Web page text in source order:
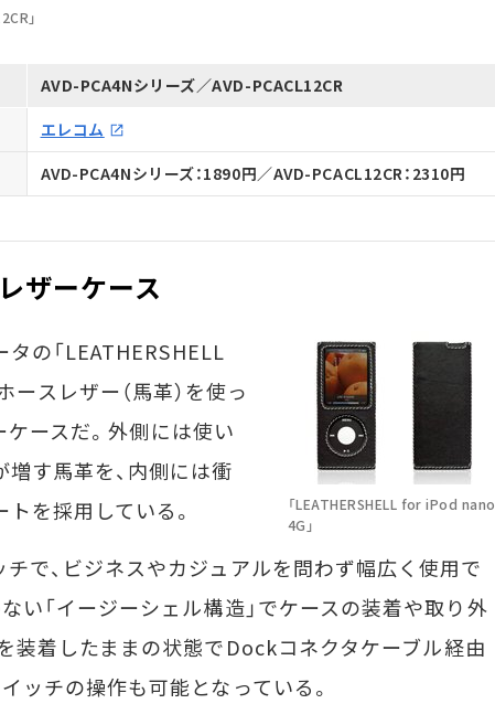
」
AVD-PCA4Nシリーズ／AVD-PCACL12CR
エレコム
AVD-PCA4Nシリーズ：1890円／AVD-PCACL12CR：2310円
ザーケース
「LEATHERSHELL for iPod nano
4G」
の「LEATHERSHELL
スレザー（馬革）を使っ
ースだ。外側には使い
す馬革を、内側には衝
を採用している。
で、ビジネスやカジュアルを問わず幅広く使用で
い「イージーシェル構造」でケースの装着や取り外
装着したままの状態でDockコネクタケーブル経由
ッチの操作も可能となっている。